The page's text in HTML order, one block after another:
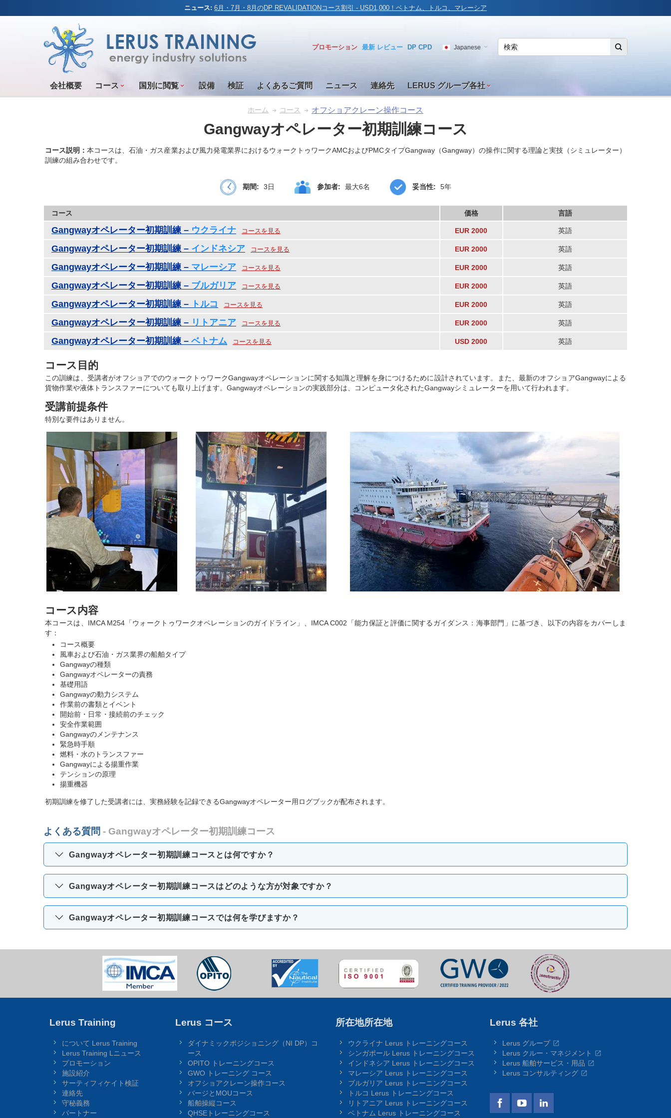
ニュース: 6月・7月・8月のDP REVALIDATIONコース割引 - USD1,000！ベトナム、トルコ、マレーシア
プロモーション 最新 レビュー DP CPD Japanese
会社概要 コース 国別に閲覧 設備 検証 よくあるご質問 ニュース 連絡先 LERUS グループ各社
ホーム コース オフショアクレーン操作コース
Gangwayオペレーター初期訓練コース
コース説明：本コースは、石油・ガス産業および風力発電業界におけるウォークトゥワークAMCおよびPMCタイプGangway（Gangway）の操作に関する理論と実技（シミュレーター）
訓練の組み合わせです。
期間: 3日 参加者: 最大6名 妥当性: 5年
コース 価格 言語
Gangwayオペレーター初期訓練 – ウクライナ コースを見る EUR 2000 英語
Gangwayオペレーター初期訓練 – インドネシア コースを見る EUR 2000 英語
Gangwayオペレーター初期訓練 – マレーシア コースを見る EUR 2000 英語
Gangwayオペレーター初期訓練 – ブルガリア コースを見る EUR 2000 英語
Gangwayオペレーター初期訓練 – トルコ コースを見る EUR 2000 英語
Gangwayオペレーター初期訓練 – リトアニア コースを見る EUR 2000 英語
Gangwayオペレーター初期訓練 – ベトナム コースを見る USD 2000 英語
コース目的
この訓練は、受講者がオフショアでのウォークトゥワークGangwayオペレーションに関する知識と理解を身につけるために設計されています。また、最新のオフショアGangwayによる
貨物作業や液体トランスファーについても取り上げます。Gangwayオペレーションの実践部分は、コンピュータ化されたGangwayシミュレーターを用いて行われます。
受講前提条件
特別な要件はありません。
コース内容
本コースは、IMCA M254「ウォークトゥワークオペレーションのガイドライン」、IMCA C002「能力保証と評価に関するガイダンス：海事部門」に基づき、以下の内容をカバーしま
す：
コース概要
風車および石油・ガス業界の船舶タイプ
Gangwayの種類
Gangwayオペレーターの責務
基礎用語
Gangwayの動力システム
作業前の書類とイベント
開始前・日常・接続前のチェック
安全作業範囲
Gangwayのメンテナンス
緊急時手順
燃料・水のトランスファー
Gangwayによる揚重作業
テンションの原理
揚重機器
初期訓練を修了した受講者には、実務経験を記録できるGangwayオペレーター用ログブックが配布されます。
よくある質問 - Gangwayオペレーター初期訓練コース
Gangwayオペレーター初期訓練コースとは何ですか？
Gangwayオペレーター初期訓練コースはどのような方が対象ですか？
Gangwayオペレーター初期訓練コースでは何を学びますか？
Lerus Training
について Lerus Training
Lerus Training Lニュース
プロモーション
施設紹介
サーティフィケイト検証
連絡先
守秘義務
パートナー
Lerus コース
ダイナミックポジショニング（NI DP）コ
ース
OPITO トレーニングコース
GWO トレーニング コース
オフショアクレーン操作コース
バージとMOUコース
船舶操縦コース
QHSEトレーニングコース
所在地所在地
ウクライナ Lerus トレーニングコース
シンガポール Lerus トレーニングコース
インドネシア Lerus トレーニングコース
マレーシア Lerus トレーニングコース
ブルガリア Lerus トレーニングコース
トルコ Lerus トレーニングコース
リトアニア Lerus トレーニングコース
ベトナム Lerus トレーニングコース
Lerus 各社
Lerus グループ
Lerus クルー・マネジメント
Lerus 船舶サービス・用品
Lerus コンサルティング